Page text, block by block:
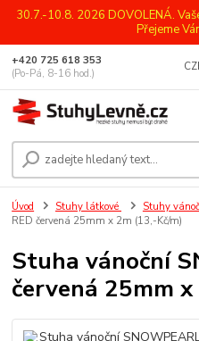
30.7.-10.8. 2026 DOVOLENÁ.
Přejeme
+420 725 618 353
(Po-Pá, 8-16 hod.)
Úvod Stuhy látkové Stuhy
RED červená 25mm x 2m (13,-Kč/m)
Stuha vánoční
červená 25mm